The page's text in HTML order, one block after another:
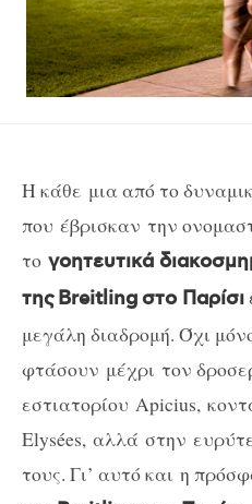
Η κάθε μια από το
που έβρισκαν την
το γοητευτικά
τηςBreitling στο Παρίσι
μεγάλη διαδρομή. Όχι
φτάσουν μέχρι τον
εστιατορίου Apicius,
Elysées, αλλά στην
τους. Γι’ αυτό και η